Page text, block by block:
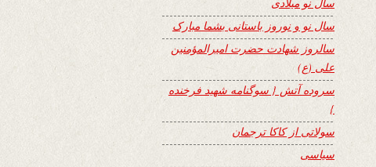
سال نو و نوروز باستانی بشما مبارک
سالروز شهادت حضرت امیرالمؤمنین
علی (ع)
سروده آتش { سوگنامه شهید فرخنده
}
سولاتی از کاکا ترجمان
سیاسی